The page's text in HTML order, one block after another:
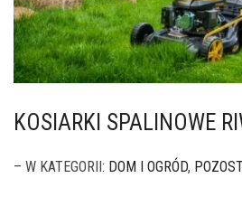
KOSIARKI SPALINOWE
– W KATEGORII: DOM I OGRÓD,